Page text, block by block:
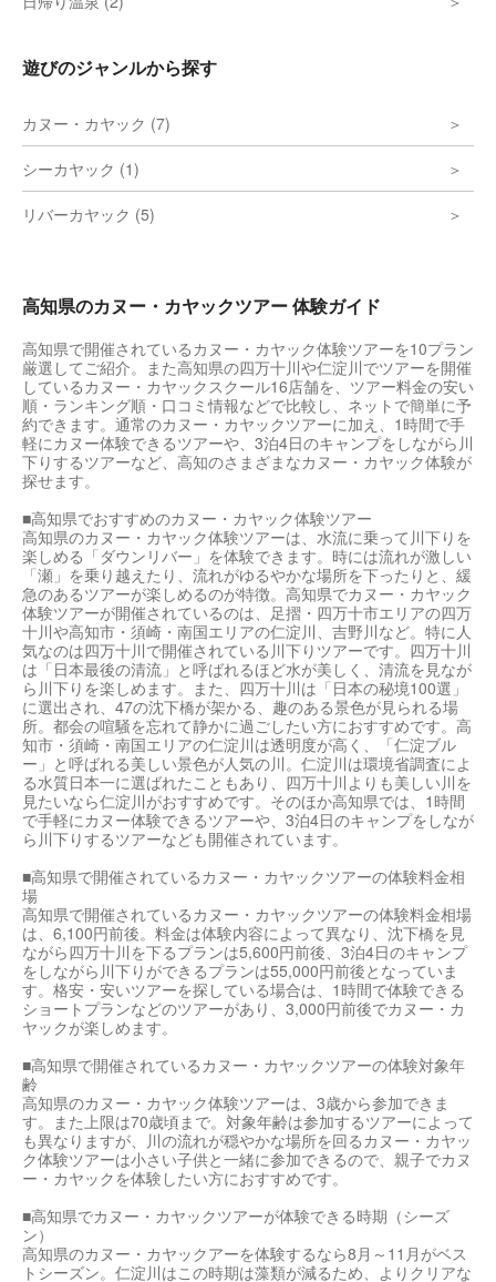
遊びのジャンルから探す
カヌー・カヤック (7)
シーカヤック (1)
リバーカヤック (5)
高知県のカヌー・カヤックツアー 体験ガイド
高知県で開催されているカヌー・カヤック体験ツアーを10プラン
厳選してご紹介。また高知県の四万十川や仁淀川でツアーを開催
しているカヌー・カヤックスクール16店舗を、ツアー料金の安い
順・ランキング順・口コミ情報などで比較し、ネットで簡単に予
約できます。通常のカヌー・カヤックツアーに加え、1時間で手
軽にカヌー体験できるツアーや、3泊4日のキャンプをしながら川
下りするツアーなど、高知のさまざまなカヌー・カヤック体験が
探せます。
■高知県でおすすめのカヌー・カヤック体験ツアー
高知県のカヌー・カヤック体験ツアーは、水流に乗って川下りを
楽しめる「ダウンリバー」を体験できます。時には流れが激しい
「瀬」を乗り越えたり、流れがゆるやかな場所を下ったりと、緩
急のあるツアーが楽しめるのが特徴。高知県でカヌー・カヤック
体験ツアーが開催されているのは、足摺・四万十市エリアの四万
十川や高知市・須崎・南国エリアの仁淀川、吉野川など。特に人
気なのは四万十川で開催されている川下りツアーです。四万十川
は「日本最後の清流」と呼ばれるほど水が美しく、清流を見なが
ら川下りを楽しめます。また、四万十川は「日本の秘境100選」
に選出され、47の沈下橋が架かる、趣のある景色が見られる場
所。都会の喧騒を忘れて静かに過ごしたい方におすすめです。高
知市・須崎・南国エリアの仁淀川は透明度が高く、「仁淀ブル
ー」と呼ばれる美しい景色が人気の川。仁淀川は環境省調査によ
る水質日本一に選ばれたこともあり、四万十川よりも美しい川を
見たいなら仁淀川がおすすめです。そのほか高知県では、1時間
で手軽にカヌー体験できるツアーや、3泊4日のキャンプをしなが
ら川下りするツアーなども開催されています。
■高知県で開催されているカヌー・カヤックツアーの体験料金相
場
高知県で開催されているカヌー・カヤックツアーの体験料金相場
は、6,100円前後。料金は体験内容によって異なり、沈下橋を見
ながら四万十川を下るプランは5,600円前後、3泊4日のキャンプ
をしながら川下りができるプランは55,000円前後となっていま
す。格安・安いツアーを探している場合は、1時間で体験できる
ショートプランなどのツアーがあり、3,000円前後でカヌー・カ
ヤックが楽しめます。
■高知県で開催されているカヌー・カヤックツアーの体験対象年
齢
高知県のカヌー・カヤック体験ツアーは、3歳から参加できま
す。また上限は70歳頃まで。対象年齢は参加するツアーによって
も異なりますが、川の流れが穏やかな場所を回るカヌー・カヤッ
ク体験ツアーは小さい子供と一緒に参加できるので、親子でカヌ
ー・カヤックを体験したい方におすすめです。
■高知県でカヌー・カヤックツアーが体験できる時期（シーズ
ン）
高知県のカヌー・カヤックアーを体験するなら8月～11月がベス
トシーズン。仁淀川はこの時期は藻類が減るため、よりクリアな